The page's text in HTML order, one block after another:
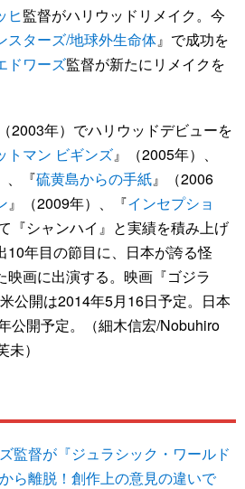
ヒ監督がハリウッドリメイク。今
スターズ/地球外生命体』で成功を
ドワーズ監督が新たにリメイクを
2003年）でハリウッドデビューを
トマン ビギンズ』（2005年）、
、『硫黄島からの手紙』（2006
』（2009年）、『インセプショ
『シャンハイ』と実績を積み上げ
10年目の節目に、日本が誇る怪
映画に出演する。映画『ゴジラ
公開は2014年5月16日予定。日本
公開予定。（細木信宏/Nobuhiro
）
監督が『ジュラシック・ワールド
ら離脱！創作上の意見の違いで